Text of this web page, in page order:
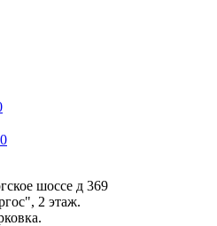
0
шоссе д 369
2 этаж.